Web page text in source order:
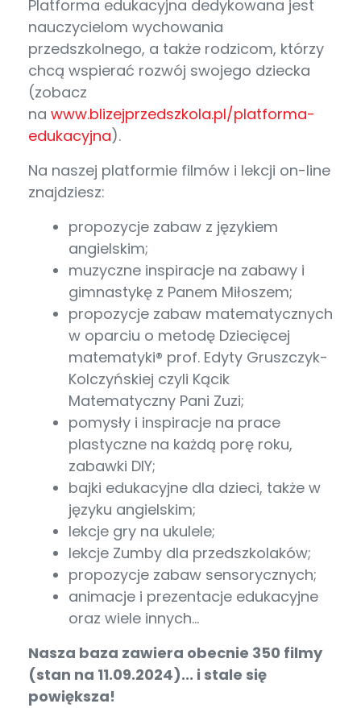
Platforma edukacyjna dedykowana jest
nauczycielom wychowania
przedszkolnego, a także rodzicom, którzy
chcą wspierać rozwój swojego dziecka
(zobacz
na www.blizejprzedszkola.pl/platforma-
edukacyjna).
Na naszej platformie filmów i lekcji on-line
znajdziesz:
propozycje zabaw z językiem
angielskim;
muzyczne inspiracje na zabawy i
gimnastykę z Panem Miłoszem;
propozycje zabaw matematycznych
w oparciu o metodę Dziecięcej
matematyki® prof. Edyty Gruszczyk-
Kolczyńskiej czyli Kącik
Matematyczny Pani Zuzi;
pomysły i inspiracje na prace
plastyczne na każdą porę roku,
zabawki DIY;
bajki edukacyjne dla dzieci, także w
języku angielskim;
lekcje gry na ukulele;
lekcje Zumby dla przedszkolaków;
propozycje zabaw sensorycznych;
animacje i prezentacje edukacyjne
oraz wiele innych…
Nasza baza zawiera obecnie 350 filmy
(stan na 11.09.2024)... i stale się
powiększa!